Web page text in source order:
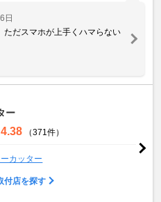
日
ただスマホが上手くハマらない
ー
4.38 （371件）
カッター
付店を探す